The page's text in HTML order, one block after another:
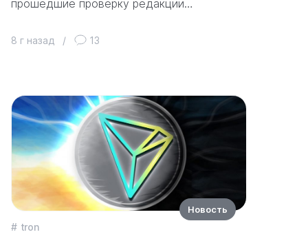
прошедшие проверку редакции…
8 г назад / 13
tron
Новость